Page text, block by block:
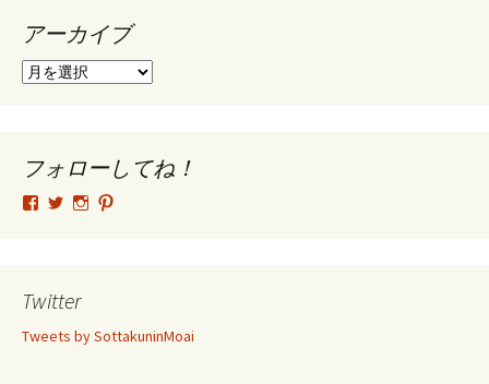
アーカイブ
ア
ブ
フォローしてね！
tsutomu.hattori.33
フ
ー
SottakuninMoai
フ
ー
tsutomu.hattori.33
ー ー
Twitter
Tweets by SottakuninMoai